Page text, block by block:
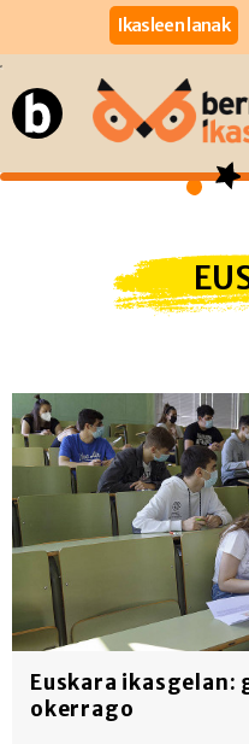
Ikasleen lanak
Euskara
okerrago